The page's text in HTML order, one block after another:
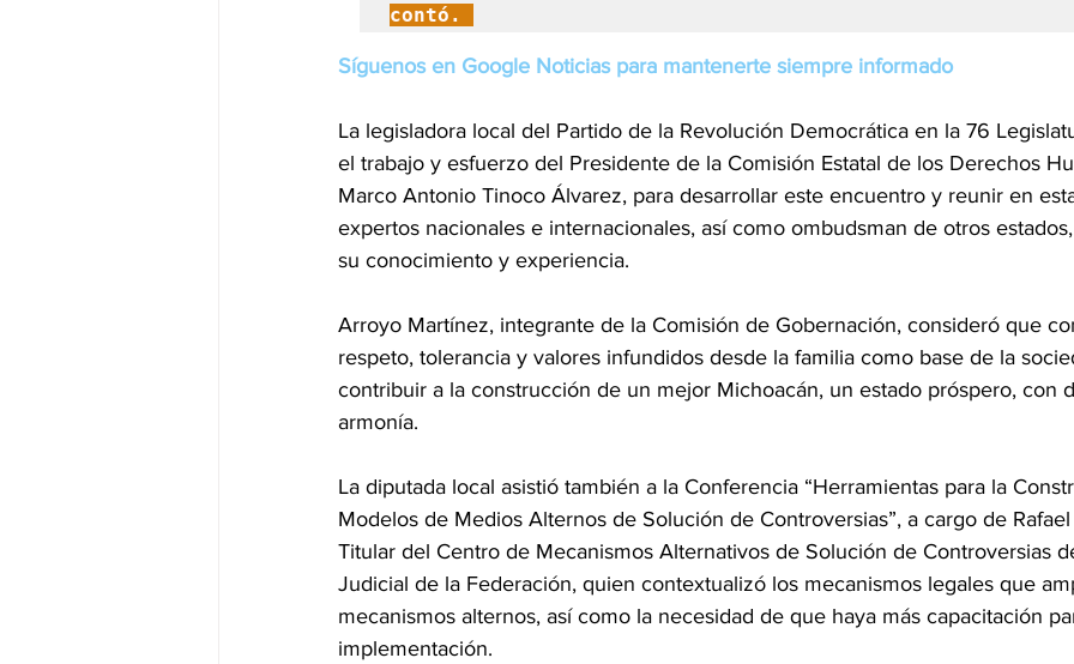
contó.
Síguenos en Google Noticias para mantenerte siempre informado
La legisladora local del Partido de la Revolución Democrática en la 76
el trabajo y esfuerzo del Presidente de la Comisión Estatal de los Derechos
Marco Antonio Tinoco Álvarez, para desarrollar este encuentro y reunir en
expertos nacionales e internacionales, así como ombudsman de otros
su conocimiento y experiencia.
Arroyo Martínez, integrante de la Comisión de Gobernación, consideró que
respeto, tolerancia y valores infundidos desde la familia como base de la
contribuir a la construcción de un mejor Michoacán, un estado próspero, con
armonía.
La diputada local asistió también a la Conferencia “Herramientas para la
Modelos de Medios Alternos de Solución de Controversias”, a cargo de
Titular del Centro de Mecanismos Alternativos de Solución de Controversias
Judicial de la Federación, quien contextualizó los mecanismos legales que
mecanismos alternos, así como la necesidad de que haya más capacitación
implementación.